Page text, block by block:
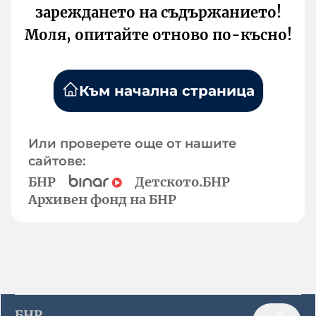
зареждането на съдържанието!
Моля, опитайте отново по-късно!
Към начална страница
Или проверете още от нашите
сайтове:
БНР
Детското.БНР
Архивен фонд на БНР